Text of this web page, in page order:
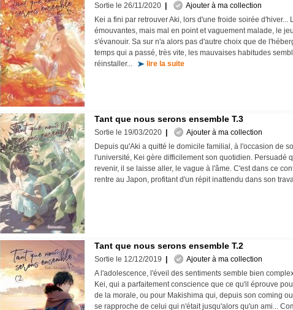
Sortie le 26/11/2020
Ajouter à ma collection
Kei a fini par retrouver Aki, lors d'une froide soirée d'hiver...
émouvantes, mais mal en point et vaguement malade, le
s'évanouir. Sa sur n'a alors pas d'autre choix que de
temps qui a passé, très vite, les mauvaises habitudes
réinstaller...
lire la suite
Tant que nous serons ensemble T.3
Sortie le 19/03/2020
Ajouter à ma collection
Depuis qu'Aki a quitté le domicile familial, à l'occasion de
l'université, Kei gère difficilement son quotidien. Persuadé
revenir, il se laisse aller, le vague à l'âme. C'est dans ce
rentre au Japon, profitant d'un répit inattendu dans son
Tant que nous serons ensemble T.2
Sortie le 12/12/2019
Ajouter à ma collection
A l'adolescence, l'éveil des sentiments semble bien
Kei, qui a parfaitement conscience que ce qu'il éprouve
de la morale, ou pour Makishima qui, depuis son coming
se rapproche de celui qui n'était jusqu'alors qu'un ami...